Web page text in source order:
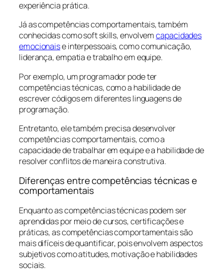
experiência prática.
Já as competências comportamentais, também
conhecidas como soft skills, envolvemcapacidades
emocionaise interpessoais, como comunicação,
liderança, empatia e trabalho em equipe.
Por exemplo, um programador pode ter
competências técnicas, como a habilidade de
escrever códigos em diferentes linguagens de
programação.
Entretanto, ele também precisa desenvolver
competências comportamentais, como a
capacidade de trabalhar em equipe e a habilidade de
resolver conflitos de maneira construtiva.
Diferenças entre competências técnicas e
comportamentais
Enquanto as competências técnicas podem ser
aprendidas por meio de cursos, certificações e
práticas, as competências comportamentais são
mais difíceis de quantificar, pois envolvem aspectos
subjetivos como atitudes, motivação e habilidades
sociais.